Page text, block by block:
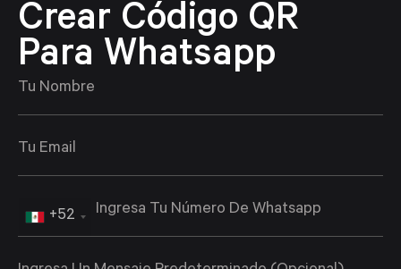
Crear Código QR
Para Whatsapp
+52